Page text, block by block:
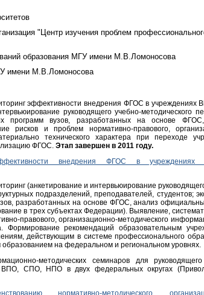
"Центр изучения проблем
образования МГУ имени М.В.Ломоносова
имени М.В.Ломоносова
эффективности внедрения ФГОС в
руководящего учебно-методического
программ вузов, разработанных на основе
рисков и проблем нормативно-правового,
технического характера при переходе
ФГОС. Этап завершен в 2011 году.
внедрения ФГОС в учреждениях
(анкетирование и интервьюирование
подразделений, преподавателей, студентов;
разработанных на основе ФГОС, анализ
в трех субъектах Федерации). Выявление,
правового, организационно-методического
Формирование рекомендаций образовательным
действующим в системе профессионального
на федеральном и региональном уровнях.
методических семинаров для
ВПО, СПО, НПО в двух федеральных округах